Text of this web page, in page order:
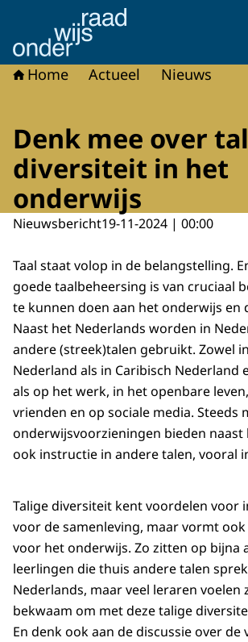
Naar de homepage van Onderwijsraad
Home Actueel Nieuws
Denk mee over
diversiteit in het
onderwijs
Nieuwsbericht19-11-2024 | 00:00
Taal staat volop in de belangstelling.
goede taalbeheersing is van cruciaal
te kunnen doen aan het onderwijs en
Naast het Nederlands worden in
andere (streek)talen gebruikt. Zowel
Nederland als in Caribisch Nederland
als op het werk, in het openbare
vrienden en op sociale media. Steeds
onderwijsvoorzieningen bieden naast
ook instructie in andere talen, vooral
Talige diversiteit kent voordelen voor
voor de samenleving, maar vormt
voor het onderwijs. Zo zitten op bijna
leerlingen die thuis andere talen
Nederlands, maar veel leraren voelen
bekwaam om met deze talige
En denk ook aan de discussie over de